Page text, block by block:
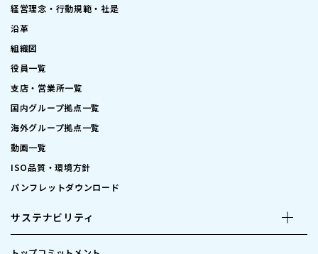
経営理念・行動規範・社是
沿革
組織図
役員一覧
支店・営業所一覧
国内グループ拠点一覧
海外グループ拠点一覧
動画一覧
ISO品質・環境方針
パンフレットダウンロード
サステナビリティ